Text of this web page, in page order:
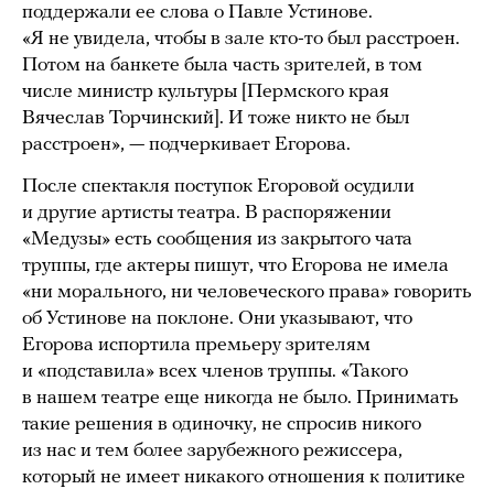
поддержали ее слова о Павле Устинове.
«Я не увидела, чтобы в зале кто-то был расстроен.
Потом на банкете была часть зрителей, в том
числе министр культуры [Пермского края
Вячеслав Торчинский]. И тоже никто не был
расстроен», — подчеркивает Егорова.
После спектакля поступок Егоровой осудили
и другие артисты театра. В распоряжении
«Медузы» есть сообщения из закрытого чата
труппы, где актеры пишут, что Егорова не имела
«ни морального, ни человеческого права» говорить
об Устинове на поклоне. Они указывают, что
Егорова испортила премьеру зрителям
и «подставила» всех членов труппы. «Такого
в нашем театре еще никогда не было. Принимать
такие решения в одиночку, не спросив никого
из нас и тем более зарубежного режиссера,
который не имеет никакого отношения к политике